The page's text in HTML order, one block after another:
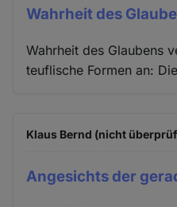
Wahrheit des
Wahrheit des Glaubens
teuflische Formen an:
Klaus Bernd (nicht
Angesichts der